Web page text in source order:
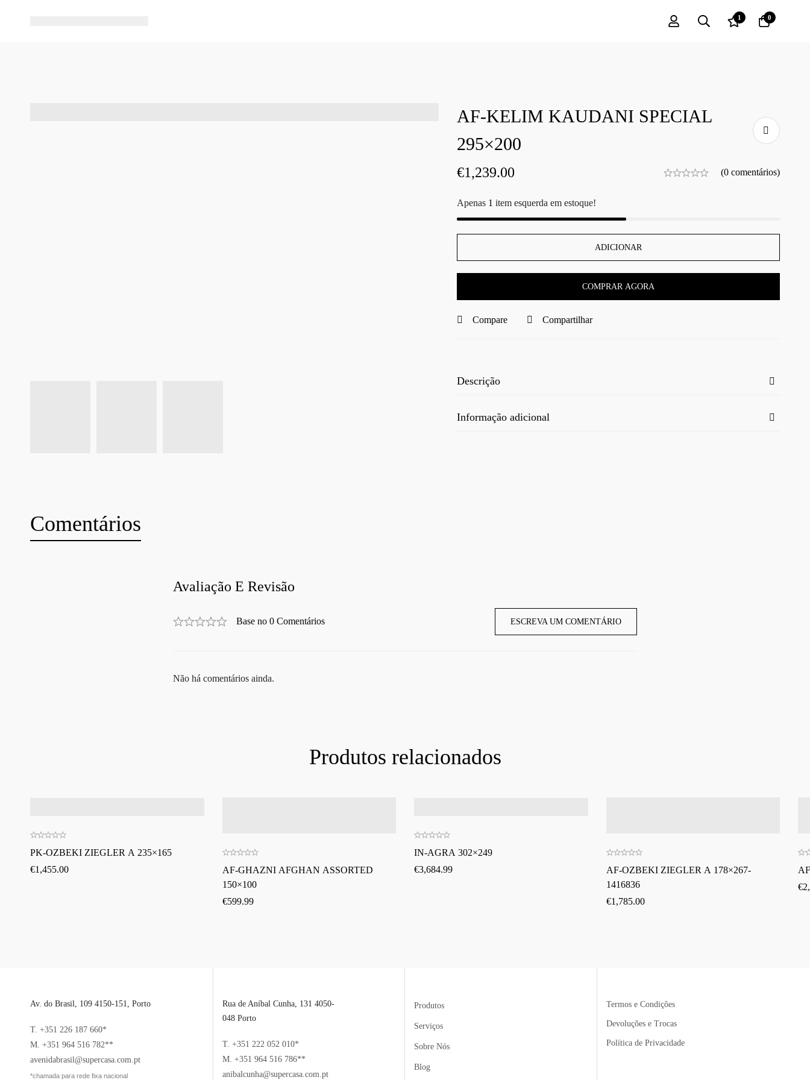
1 0
AF-KELIM KAUDANI SPECIAL
295×200
€1,239.00 (0 comentários)
Apenas 1 item esquerda em estoque!
ADICIONAR
COMPRAR AGORA
Compare Compartilhar
Descrição
Informação adicional
Comentários
Avaliação E Revisão
Base no 0 Comentários ESCREVA UM COMENTÁRIO
Não há comentários ainda.
Produtos relacionados
PK-OZBEKI ZIEGLER A 235×165
€1,455.00
AF-GHAZNI AFGHAN ASSORTED
150×100
€599.99
IN-AGRA 302×249
€3,684.99
AF-OZBEKI ZIEGLER A 178×267-
1416836
€1,785.00
€
Av. do Brasil, 109 4150-151, Porto
T. +351 226 187 660*
M. +351 964 516 782**
avenidabrasil@supercasa.com.pt
*chamada para rede fixa nacional
Rua de Aníbal Cunha, 131 4050-
048 Porto
T. +351 222 052 010*
M. +351 964 516 786**
anibalcunha@supercasa.com.pt
Produtos
Serviços
Sobre Nós
Blog
Termos e Condições
Devoluções e Trocas
Política de Privacidade